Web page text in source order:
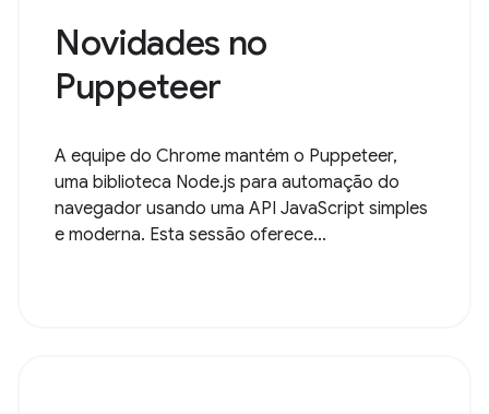
Novidades no
Puppeteer
A equipe do Chrome mantém o Puppeteer,
uma biblioteca Node.js para automação do
navegador usando uma API JavaScript simples
e moderna. Esta sessão oferece...